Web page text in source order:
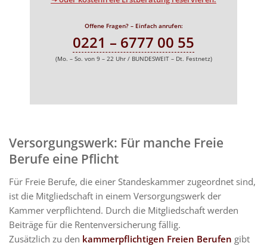
Offene Fragen? – Einfach anrufen:
0221 – 6777 00 55
(Mo. – So. von 9 – 22 Uhr / BUNDESWEIT – Dt. Festnetz)
Versorgungswerk: Für manche Freie
Berufe eine Pflicht
Für Freie Berufe, die einer Standeskammer zugeordnet sind,
ist die Mitgliedschaft in einem Versorgungswerk der
Kammer verpflichtend. Durch die Mitgliedschaft werden
Beiträge für die Rentenversicherung fällig.
Zusätzlich zu den kammerpflichtigen Freien Berufen gibt